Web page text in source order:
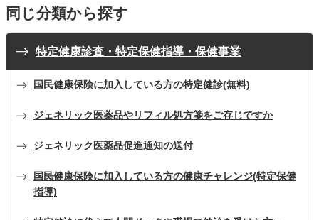
同じ分類から探す
特定健康診査・特定保健指導・保健事業
国民健康保険に加入している方の特定健診(無料)
ジェネリック医薬品やリフィル処方箋をご存じですか
ジェネリック医薬品促進通知の送付
国民健康保険に加入している方の健康チャレンジ(特定保健
指導)